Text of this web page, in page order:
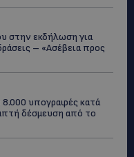
στην εκδήλωση για
– «Ασέβεια προς
υπογραφές κατά
δέσμευση από το